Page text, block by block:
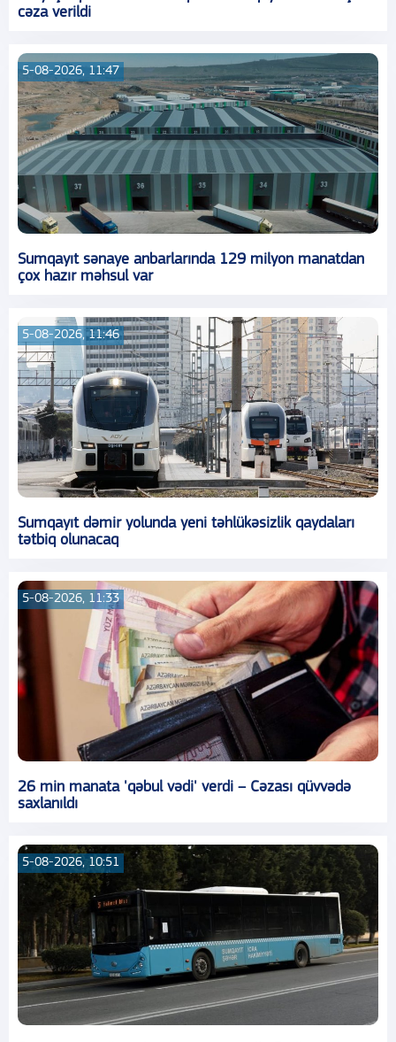
cəza verildi
5-08-2026, 11:47
Sumqayıt sənaye anbarlarında 129 milyon manatdan
çox hazır məhsul var
5-08-2026, 11:46
Sumqayıt dəmir yolunda yeni təhlükəsizlik qaydaları
tətbiq olunacaq
5-08-2026, 11:33
26 min manata 'qəbul vədi' verdi – Cəzası qüvvədə
saxlanıldı
5-08-2026, 10:51